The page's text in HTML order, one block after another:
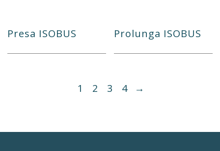
Presa ISOBUS Prolunga ISOBUS
1 2 3 4 →